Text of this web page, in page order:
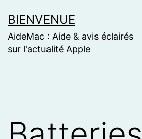
to
content
BIENVENUE
AideMac : Aide & avis éclairés
sur l'actualité Apple